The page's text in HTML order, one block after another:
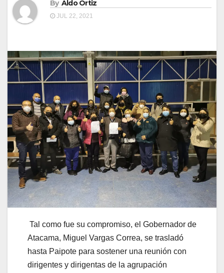
By Aldo Ortiz
JUL 22, 2021
Tal como fue su compromiso, el Gobernador de
Atacama, Miguel Vargas Correa, se trasladó
hasta Paipote para sostener una reunión con
dirigentes y dirigentas de la agrupación